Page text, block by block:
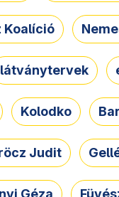
Koalíció
látványtervek
Kolodko
Judit
Géza